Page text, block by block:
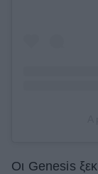
Οι Genesis